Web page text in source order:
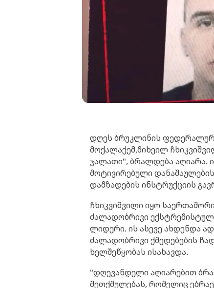
დღეს ბრუკლინის
მოქალაქემ,მიხეილ
ჯალათი", ბრალდება აღიარა.
მოტივირებული დანაშაულების
დამზადების ინსტრუქციის
ჩხიკვიშვილი იყო
ძალადობრივი
ლიდერი. ის ასევე ახდენდა
ძალადობრივი ქმედებების
ხელშეწყობას ისახავდა.
"დღევანდელი აღიარებით
შეთქმულებას, რომელიც